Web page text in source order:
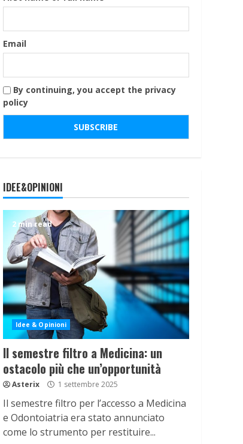
Email
By continuing, you accept the privacy
policy
IDEE&OPINIONI
2 min read
Idee & Opinioni
Il semestre filtro a Medicina: un
ostacolo più che un’opportunità
Asterix 1 settembre 2025
Il semestre filtro per l’accesso a Medicina
e Odontoiatria era stato annunciato
come lo strumento per restituire...